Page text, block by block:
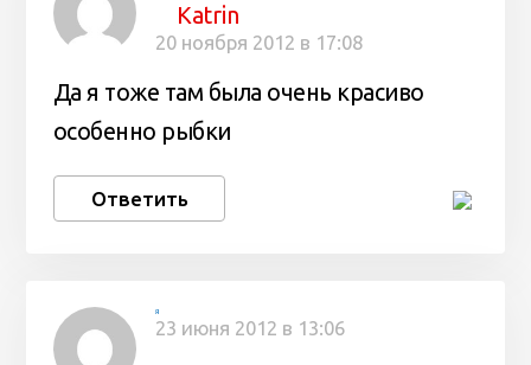
Katrin
20 ноября 2012 в 17:08
Да я тоже там была очень красиво
особенно рыбки
Ответить
Я
23 июня 2012 в 13:06